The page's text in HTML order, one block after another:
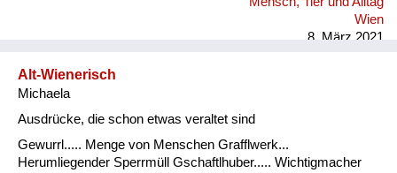
Wien
8. März 2021
Alt-Wienerisch
Michaela
Ausdrücke, die schon etwas veraltet sind
Gewurrl..... Menge von Menschen Grafflwerk...
Herumliegender Sperrmüll Gschaftlhuber..... Wichtigmacher